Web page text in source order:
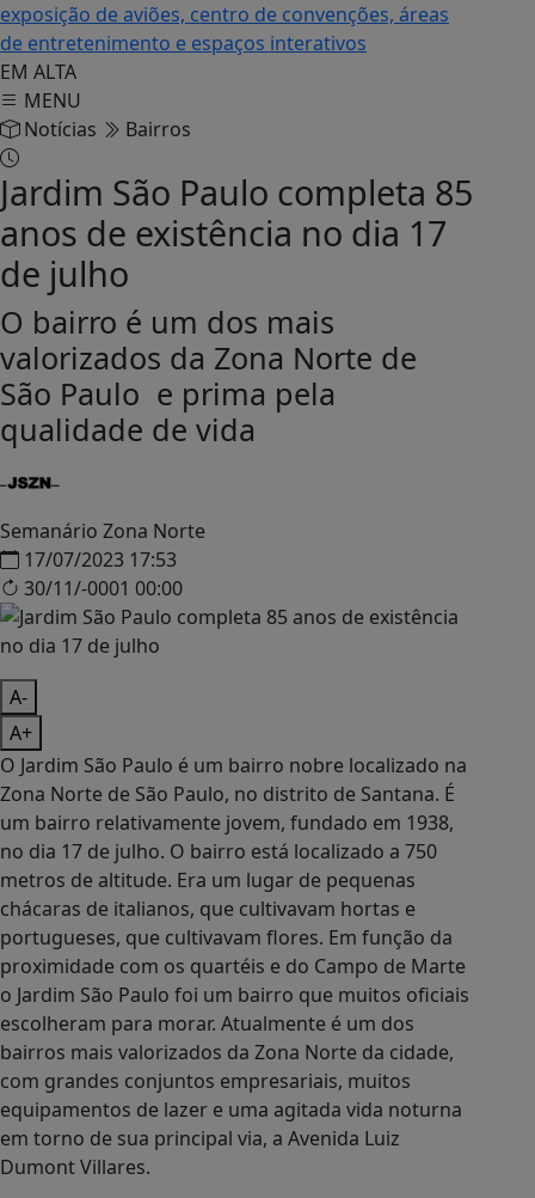
exposição de aviões, centro de convenções, áreas
de entretenimento e espaços interativos
EM ALTA
MENU
Notícias
Bairros
Jardim São Paulo completa 85
anos de existência no dia 17
de julho
O bairro é um dos mais
valorizados da Zona Norte de
São Paulo e prima pela
qualidade de vida
Semanário Zona Norte
17/07/2023 17:53
30/11/-0001 00:00
A-
A+
O Jardim São Paulo é um bairro nobre localizado na
Zona Norte de São Paulo, no distrito de Santana. É
um bairro relativamente jovem, fundado em 1938,
no dia 17 de julho. O bairro está localizado a 750
metros de altitude. Era um lugar de pequenas
chácaras de italianos, que cultivavam hortas e
portugueses, que cultivavam flores. Em função da
proximidade com os quartéis e do Campo de Marte
o Jardim São Paulo foi um bairro que muitos oficiais
escolheram para morar. Atualmente é um dos
bairros mais valorizados da Zona Norte da cidade,
com grandes conjuntos empresariais, muitos
equipamentos de lazer e uma agitada vida noturna
em torno de sua principal via, a Avenida Luiz
Dumont Villares.